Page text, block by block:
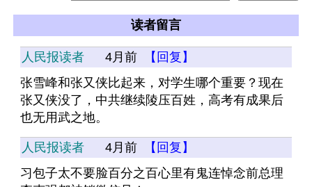
读者留言
人民报读者 4月前
【回复】
张雪峰和张又侠比起来，对学生哪个重要？现在
张又侠没了，中共继续陵压百姓，高考有成果后
也无用武之地。
人民报读者 4月前
【回复】
习包子太不要脸百分之百心里有鬼连悼念前总理